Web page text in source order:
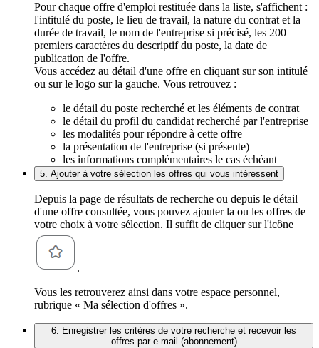
Pour chaque offre d'emploi restituée dans la liste, s'affichent :
l'intitulé du poste, le lieu de travail, la nature du contrat et la
durée de travail, le nom de l'entreprise si précisé, les 200
premiers caractères du descriptif du poste, la date de
publication de l'offre.
Vous accédez au détail d'une offre en cliquant sur son intitulé
ou sur le logo sur la gauche. Vous retrouvez :
le détail du poste recherché et les éléments de contrat
le détail du profil du candidat recherché par l'entreprise
les modalités pour répondre à cette offre
la présentation de l'entreprise (si présente)
les informations complémentaires le cas échéant
5. Ajouter à votre sélection les offres qui vous intéressent
Depuis la page de résultats de recherche ou depuis le détail
d'une offre consultée, vous pouvez ajouter la ou les offres de
votre choix à votre sélection. Il suffit de cliquer sur l'icône
.
Vous les retrouverez ainsi dans votre espace personnel,
rubrique « Ma sélection d'offres ».
6. Enregistrer les critères de votre recherche et recevoir les
offres par e-mail (abonnement)